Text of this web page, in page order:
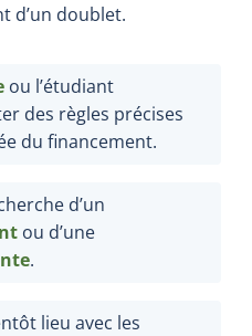
d’un doublet.
ou l’étudiant
des règles précises
du financement.
d’un
ou d’une
.
lieu avec les